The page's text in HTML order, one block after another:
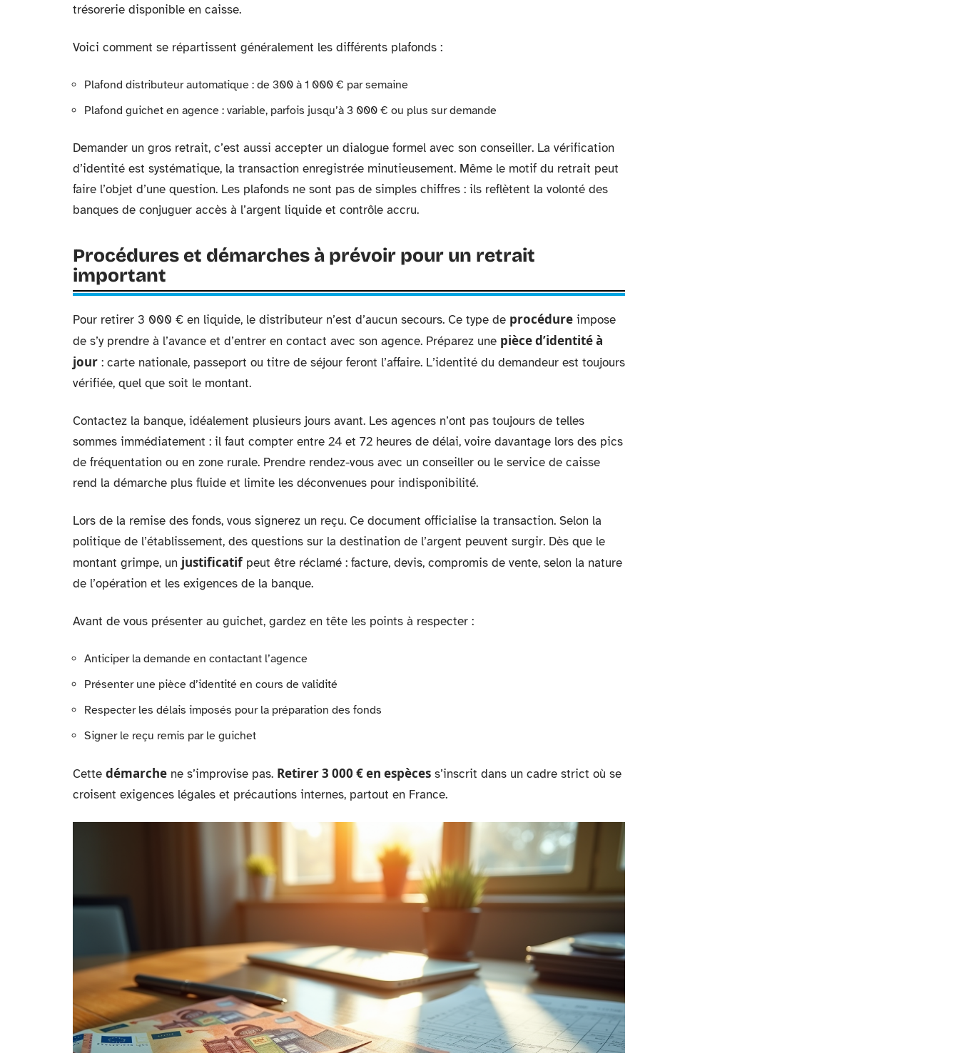
trésorerie disponible en caisse.
Voici comment se répartissent généralement les différents plafonds :
Plafond distributeur automatique : de 300 à 1 000 € par semaine
Plafond guichet en agence : variable, parfois jusqu’à 3 000 € ou plus sur demande
Demander un gros retrait, c’est aussi accepter un dialogue formel avec son conseiller. La vérification
d’identité est systématique, la transaction enregistrée minutieusement. Même le motif du retrait peut
faire l’objet d’une question. Les plafonds ne sont pas de simples chiffres : ils reflètent la volonté des
banques de conjuguer accès à l’argent liquide et contrôle accru.
Procédures et démarches à prévoir pour un retrait
important
Pour retirer 3 000 € en liquide, le distributeur n’est d’aucun secours. Ce type de procédure impose
de s’y prendre à l’avance et d’entrer en contact avec son agence. Préparez une pièce d’identité à
jour : carte nationale, passeport ou titre de séjour feront l’affaire. L’identité du demandeur est toujours
vérifiée, quel que soit le montant.
Contactez la banque, idéalement plusieurs jours avant. Les agences n’ont pas toujours de telles
sommes immédiatement : il faut compter entre 24 et 72 heures de délai, voire davantage lors des pics
de fréquentation ou en zone rurale. Prendre rendez-vous avec un conseiller ou le service de caisse
rend la démarche plus fluide et limite les déconvenues pour indisponibilité.
Lors de la remise des fonds, vous signerez un reçu. Ce document officialise la transaction. Selon la
politique de l’établissement, des questions sur la destination de l’argent peuvent surgir. Dès que le
montant grimpe, un justificatifpeut être réclamé : facture, devis, compromis de vente, selon la nature
de l’opération et les exigences de la banque.
Avant de vous présenter au guichet, gardez en tête les points à respecter :
Anticiper la demande en contactant l’agence
Présenter une pièce d’identité en cours de validité
Respecter les délais imposés pour la préparation des fonds
Signer le reçu remis par le guichet
Cette démarche ne s’improvise pas. Retirer 3 000 € en espèces s’inscrit dans un cadre strict où se
croisent exigences légales et précautions internes, partout en France.